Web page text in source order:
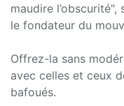
maudire
le fondateur du
Offrez-la sans
avec celles et ceux
bafoués.